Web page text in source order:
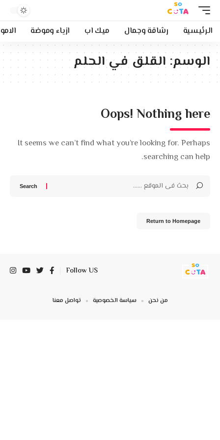
الرئيسية رشاقة وجمال ميك اب ازياء وموضة
الوسم: القلق في الحلم
Oops! Nothing here
It seems we can’t find what you’re looking for. Perhaps
searching can help.
Return to Homepage
Follow US
من نحن سياسة الخصوصية تواصل معنا